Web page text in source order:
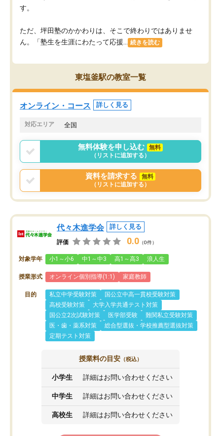
す。
ただ、坪田塾のかかわりは、そこで終わりではありませ
ん。「塾生を生涯にわたって応援...
続きを読む
東塩釜駅の教室一覧
オンライン・コース 詳しく見る
対応エリア 全国
無料体験を申し込む
無料
（リストに追加する）
資料を請求する
無料
（リストに追加する）
代々木進学会 詳しく見る
評価 0.0 （0件）
対象学年 小1～小6 中1～中3 高1～高3 浪人生
授業形式 オンライン個別指導(1:1) 家庭教師
目的 私立中学受験対策
国公立中高一貫校受験対策
高校受験対策
大学入学共通テスト対策
国公立2次試験対策
医学部受験
難関私立受験対策
医・歯・薬系対策
総合型選抜・学校推薦型選抜対策
定期テスト対策
授業料の目安 （税込）
小学生 詳細はお問い合わせください
中学生 詳細はお問い合わせください
高校生 詳細はお問い合わせください